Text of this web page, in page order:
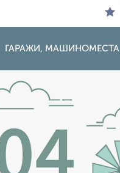
ГАРАЖИ, МАШИНОМЕСТА